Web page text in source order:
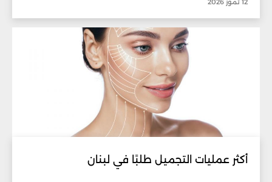
12 تموز 2026
أكثر عمليات التجميل طلبًا في لبنان